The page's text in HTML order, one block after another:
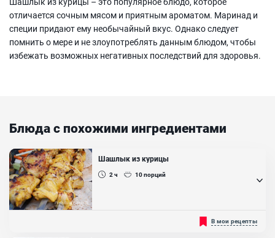
отличается сочным мясом и приятным ароматом. Маринад и
специи придают ему необычайный вкус. Однако следует
помнить о мере и не злоупотреблять данным блюдом, чтобы
избежать возможных негативных последствий для здоровья.
Блюда с похожими ингредиентами
Шашлык из курицы
2 ч 10порций
Вкусный сочный шашлык из курицы - это миф, или реальность?
Конечно, реальность! Весь секрет приготовления идеального
В мои рецепты